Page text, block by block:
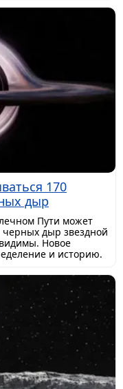
170
дыр
Пути может
черных дыр звездной
Новое
и историю.